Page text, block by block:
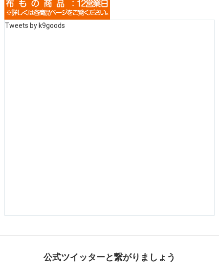
Tweets by k9goods
公式ツイッターと繋がりましょう